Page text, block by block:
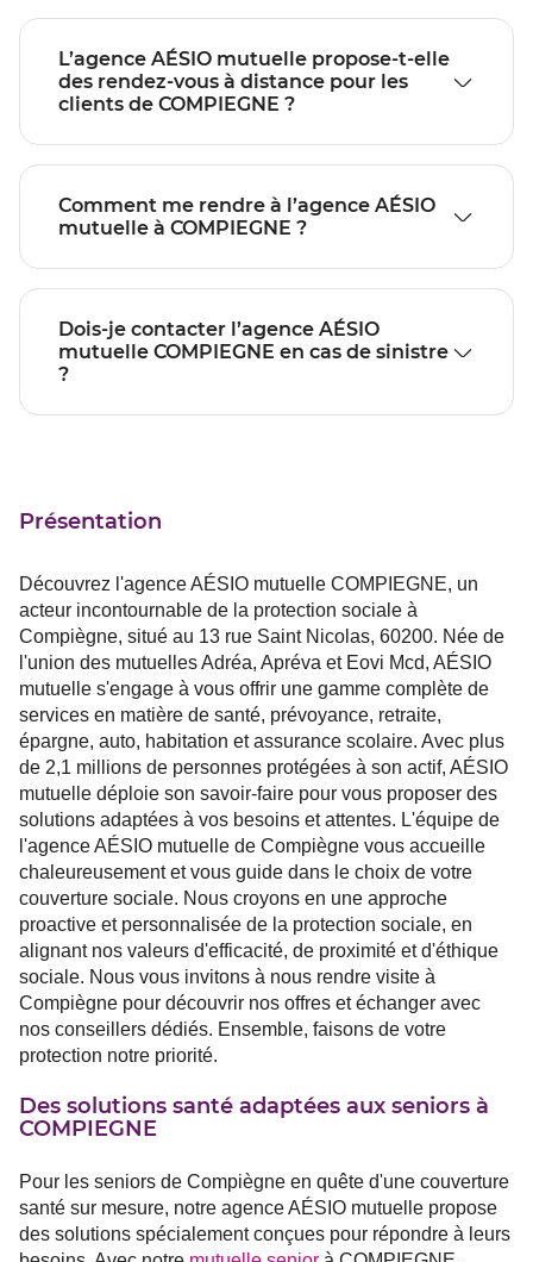
L’agence AÉSIO mutuelle propose-t-elle
des rendez-vous à distance pour les
clients de COMPIEGNE ?
Comment me rendre à l’agence AÉSIO
mutuelle à COMPIEGNE ?
Dois-je contacter l’agence AÉSIO
mutuelle COMPIEGNE en cas de sinistre
?
Présentation
Découvrez l'agence AÉSIO mutuelle COMPIEGNE, un
acteur incontournable de la protection sociale à
Compiègne, situé au 13 rue Saint Nicolas, 60200. Née de
l'union des mutuelles Adréa, Apréva et Eovi Mcd, AÉSIO
mutuelle s'engage à vous offrir une gamme complète de
services en matière de santé, prévoyance, retraite,
épargne, auto, habitation et assurance scolaire. Avec plus
de 2,1 millions de personnes protégées à son actif, AÉSIO
mutuelle déploie son savoir-faire pour vous proposer des
solutions adaptées à vos besoins et attentes. L'équipe de
l'agence AÉSIO mutuelle de Compiègne vous accueille
chaleureusement et vous guide dans le choix de votre
couverture sociale. Nous croyons en une approche
proactive et personnalisée de la protection sociale, en
alignant nos valeurs d'efficacité, de proximité et d'éthique
sociale. Nous vous invitons à nous rendre visite à
Compiègne pour découvrir nos offres et échanger avec
nos conseillers dédiés. Ensemble, faisons de votre
protection notre priorité.
Des solutions santé adaptées aux seniors à
COMPIEGNE
Pour les seniors de Compiègne en quête d'une couverture
santé sur mesure, notre agence AÉSIO mutuelle propose
des solutions spécialement conçues pour répondre à leurs